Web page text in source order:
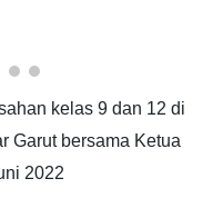
kelas 9 dan 12 di
Garut bersama Ketua
2022